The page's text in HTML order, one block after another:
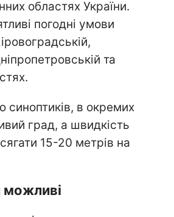
областях України.
погодні умови
та
синоптиків, в окремих
град, а швидкість
15-20 метрів на
можливі